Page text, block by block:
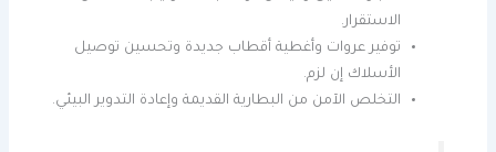
الاستقرار.
توفير عروات وأغطية أقطاب جديدة وتحسين توصيل
الأسلاك إن لزم.
التخلص الآمن من البطارية القديمة وإعادة التدوير البيئي.